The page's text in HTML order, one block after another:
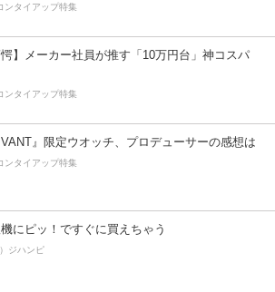
ンタイアップ特集
愕】メーカー社員が推す「10万円台」神コスパ
ンタイアップ特集
』限定ウオッチ、プロデューサーの感想は
ンタイアップ特集
にピッ！ですぐに買えちゃう
）ジハンピ